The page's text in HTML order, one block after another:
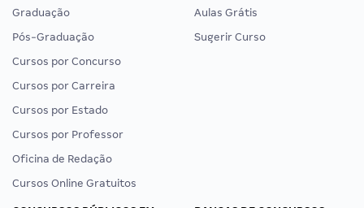
Graduação
Pós-Graduação
Cursos por Concurso
Cursos por Carreira
Cursos por Estado
Cursos por Professor
Oficina de Redação
Cursos Online Gratuitos
Aulas Grátis
Sugerir Curso